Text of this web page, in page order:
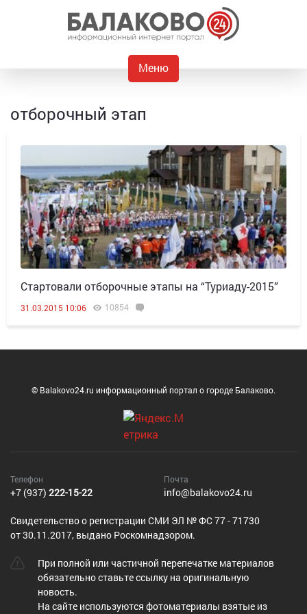
Меню
отборочный этап
Стартовали отборочные этапы на “Туриаду-2015”
31.03.2015 10:06 10854
© Balakovo24.ru информационный портал о городе Балаково.
Телефон
+7 (937) 222-15-22
Почта
info@balakovo24.ru
Cвидетельство о регистрации СМИ ЭЛ № ФС 77 - 71730
от 30.11.2017, выдано Роскомнадзором.
При полной или частичной перепечатке материалов
обязательно ставьте ссылку на оригинальную
новость.
На сайте используются фотоматериалы взятые из